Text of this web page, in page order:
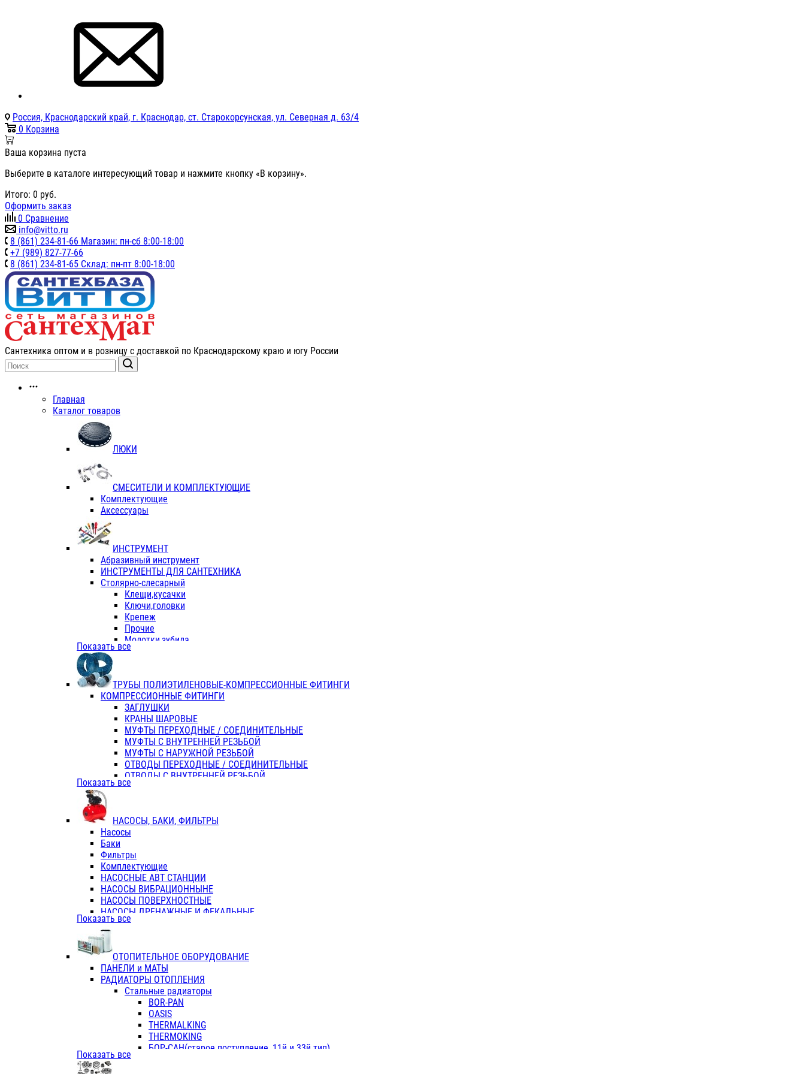
Россия, Краснодарский край, г. Краснодар, ст. Старокорсунская, ул. Северная д. 63/4
0 Корзина
Ваша корзина пуста
Выберите в каталоге интересующий товар и нажмите кнопку «В корзину».
Итого: 0 руб.
Оформить заказ
0 Сравнение
info@vitto.ru
8 (861) 234-81-66 Магазин: пн-сб 8:00-18:00
+7 (989) 827-77-66
8 (861) 234-81-65 Склад: пн-пт 8:00-18:00
Сантехника оптом и в розницу с доставкой по Краснодарскому краю и югу России
Главная
Каталог товаров
ЛЮКИ
СМЕСИТЕЛИ И КОМПЛЕКТУЮЩИЕ
Комплектующие
Аксессуары
ИНСТРУМЕНТ
Абразивный инструмент
ИНСТРУМЕНТЫ ДЛЯ САНТЕХНИКА
Столярно-слесарный
Клещи,кусачки
Ключи,головки
Крепеж
Прочие
Молотки,зубила
Пассатижи,тонкогубцы,утконосы
Отвертки
Хоз. инвентарь
ЭЛ. ИНСТРУМЕНТ OASIS
Показать все
ТРУБЫ ПОЛИЭТИЛЕНОВЫЕ-КОМПРЕССИОННЫЕ ФИТИНГИ
КОМПРЕССИОННЫЕ ФИТИНГИ
ЗАГЛУШКИ
КРАНЫ ШАРОВЫЕ
МУФТЫ ПЕРЕХОДНЫЕ / СОЕДИНИТЕЛЬНЫЕ
МУФТЫ С ВНУТРЕННЕЙ РЕЗЬБОЙ
МУФТЫ С НАРУЖНОЙ РЕЗЬБОЙ
ОТВОДЫ ПЕРЕХОДНЫЕ / СОЕДИНИТЕЛЬНЫЕ
ОТВОДЫ С ВНУТРЕННЕЙ РЕЗЬБОЙ
ОТВОДЫ С НАРУЖНОЙ РЕЗЬБОЙ
ТРОЙНИКИ ПЕРЕХОДНЫЕ / СОЕДИНИТЕЛЬНЫЕ
ТРОЙНИКИ С ВНУТРЕННЕЙ РЕЗЬБОЙ
КОЛЬЦА РЕЗИНОВЫЕ
ТРУБЫ НАПОРНЫЕ
ТРУБЫ ГОФРИРОВАННЫЕ ДВУХСЛ.
ТРУБЫ ПОЛИЭТИЛЕНОВЫЕ
Показать все
НАСОСЫ, БАКИ, ФИЛЬТРЫ
Насосы
Баки
Фильтры
Комплектующие
НАСОСНЫЕ АВТ СТАНЦИИ
НАСОСЫ ВИБРАЦИОННЫНЕ
НАСОСЫ ПОВЕРХНОСТНЫЕ
НАСОСЫ ДРЕНАЖНЫЕ И ФЕКАЛЬНЫЕ
НАСОСЫ ПОВЫСИТ и ЦИРКУЛЯЦИОННЫЕ
НАСОСЫ СКВАЖИННЫЕ
Показать все
ОТОПИТЕЛЬНОЕ ОБОРУДОВАНИЕ
ПАНЕЛИ и МАТЫ
РАДИАТОРЫ ОТОПЛЕНИЯ
Стальные радиаторы
BOR-PAN
OASIS
THERMALKING
THERMOKING
БОР-САН(старое поступление, 11й и 33й тип)
Показать все